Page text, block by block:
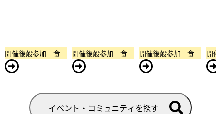
開催後一般参加可 食 開催後一般参加可 食 開催後一般参加可 食 開
イベント・コミュニティを探す